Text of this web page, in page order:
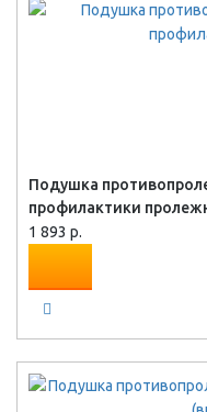
Подушка
профилактики
1 893 р.